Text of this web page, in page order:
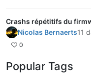
Crashs répétitifs du
Nicolas Bernaerts11
0
Popular Tags